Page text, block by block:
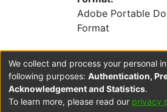
Adobe Portable
Format
Collections
Licenciatura en Español y
We collect and process your personal
following purposes: Authentication,
Acknowledgement and Statistics.
To learn more, please read our privacy